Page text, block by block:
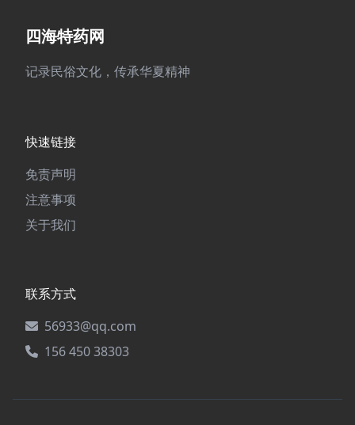
四海特药网
记录民俗文化，传承华夏精神
快速链接
免责声明
注意事项
关于我们
联系方式
56933@qq.com
156 450 38303